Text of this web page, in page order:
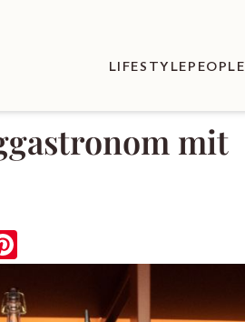
LIFESTYLE PEOPLE
mit